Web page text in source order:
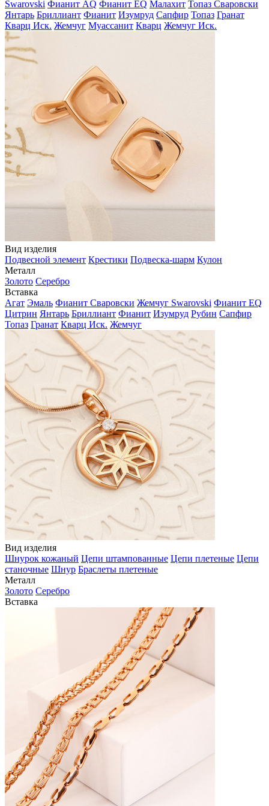
Swarovski Фианит AQ Фианит EQ Малахит Топаз Сваровски
Янтарь Бриллиант Фианит Изумруд Сапфир Топаз Гранат
Кварц Иск. Жемчуг Муассанит Кварц Жемчуг Иск.
Вид изделия
Подвесной элемент Крестики Подвеска-шарм Кулон
Металл
Золото Серебро
Вставка
Агат Эмаль Фианит Сваровски Жемчуг Swarovski Фианит EQ
Цитрин Янтарь Бриллиант Фианит Изумруд Рубин Сапфир
Топаз Гранат Кварц Иск. Жемчуг
Вид изделия
Шнурок кожаный Цепи штампованные Цепи плетеные Цепи
станочные Шнур Браслеты плетеные
Металл
Золото Серебро
Вставка